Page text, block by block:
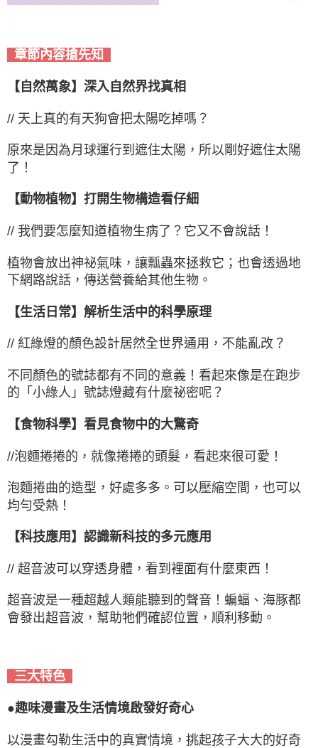
章節內容搶先知
【自然萬象】深入自然界找真相
// 天上真的有天狗會把太陽吃掉嗎？
原來是因為月球運行到遮住太陽，所以剛好遮住太陽
了！
【動物植物】打開生物構造看仔細
// 我們要怎麼知道植物生病了？它又不會說話！
植物會放出神祕氣味，讓瓢蟲來拯救它；也會透過地
下網路說話，傳送營養給其他生物。
【生活日常】解析生活中的科學原理
// 紅綠燈的顏色設計居然全世界通用，不能亂改？
不同顏色的號誌都有不同的意義！看起來像是在跑步
的「小綠人」號誌燈藏有什麼祕密呢？
【食物科學】看見食物中的大驚奇
//泡麵捲捲的，就像捲捲的頭髮，看起來很可愛！
泡麵捲曲的造型，好處多多。可以壓縮空間，也可以
均勻受熱！
【科技應用】認識新科技的多元應用
// 超音波可以穿透身體，看到裡面有什麼東西！
超音波是一種超越人類能聽到的聲音！蝙蝠、海豚都
會發出超音波，幫助牠們確認位置，順利移動。
三大特色
●趣味漫畫及生活情境啟發好奇心
以漫畫勾勒生活中的真實情境，挑起孩子大大的好奇